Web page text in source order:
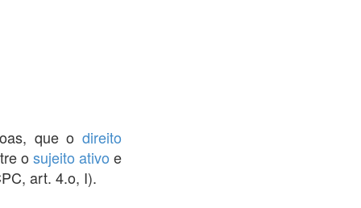
que o direito
o sujeito ativo e
art. 4.o, I).